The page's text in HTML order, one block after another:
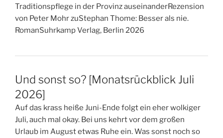
Traditionspflege in der Provinz auseinanderRezension
von Peter Mohr zuStephan Thome: Besser als nie.
RomanSuhrkamp Verlag, Berlin 2026
Und sonst so? [Monatsrückblick Juli
2026]
Auf das krass heiße Juni-Ende folgt ein eher wolkiger
Juli, auch mal okay. Bei uns kehrt vor dem großen
Urlaub im August etwas Ruhe ein. Was sonst noch so